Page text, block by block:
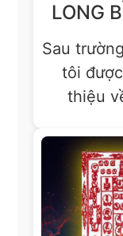
LONG
Sau
tôi
thiệu